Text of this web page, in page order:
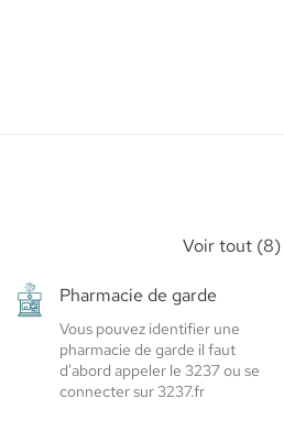
Pharmacie de garde
Vous pouvez identifier une
pharmacie de garde il faut
d'abord appeler le 3237 ou se
connecter sur 3237.fr
Voir tout (8)